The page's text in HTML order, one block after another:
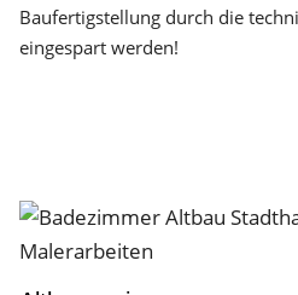
Baufertigstellung durch die
eingespart werden!